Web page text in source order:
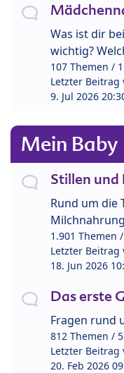
Was ist dir
wichtig?
107 Themen /
Letzter Beitrag
9. Jul 2026
Mein Baby
Stillen und
Rund um die
Milchnahrung
1.901 Themen
Letzter Beitrag
18. Jun 2026
Das erste
Fragen rund
812 Themen /
Letzter Beitrag
20. Feb 2026